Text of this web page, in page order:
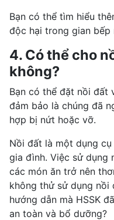
Bạn có thể tìm hiểu
độc hại trong gian bếp
4. Có thể cho
không?
Bạn có thể đặt nồi đất
đảm bảo là chúng đã
hợp bị nứt hoặc vỡ.
Nồi đất là một dụng
gia đình. Việc sử dụng
các món ăn trở nên
không thử sử dụng nồi
hướng dẫn mà HSSK
an toàn và bổ dưỡng?